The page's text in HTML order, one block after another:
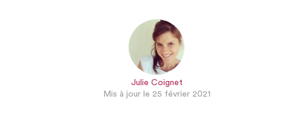
Julie Coignet
Mis à jour le 25 février 2021